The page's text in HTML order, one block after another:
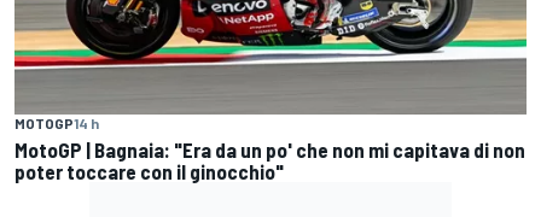
MOTOGP14 h
MotoGP | Bagnaia: "Era da un po' che non mi capitava di non
poter toccare con il ginocchio"